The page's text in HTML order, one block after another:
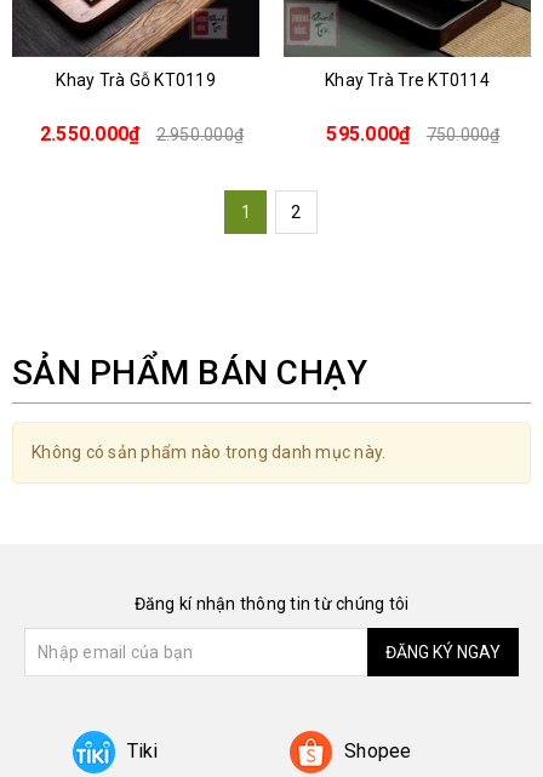
Khay Trà Gỗ KT0119
2.550.000₫ 2.950.000₫
Khay Trà Tre KT0114
595.000₫ 750.000₫
1 2
SẢN PHẨM BÁN CHẠY
Không có sản phẩm nào trong danh mục này.
Đăng kí nhận thông tin từ chúng tôi
ĐĂNG KÝ NGAY
Tiki Shopee